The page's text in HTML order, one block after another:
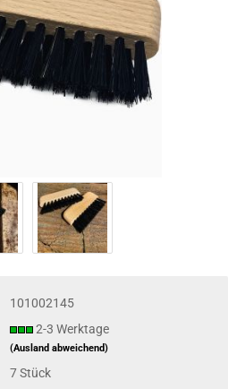
101002145
2-3 Werktage
(Ausland abweichend)
7Stück